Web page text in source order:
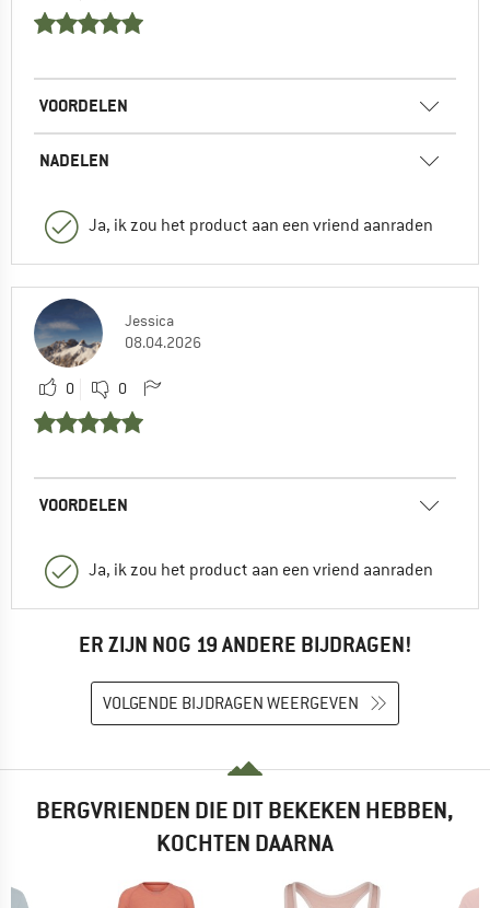
VOORDELEN
NADELEN
Ja, ik zou het product aan een vriend aanraden
Jessica
08.04.2026
0 0
VOORDELEN
Ja, ik zou het product aan een vriend aanraden
ER ZIJN NOG 19 ANDERE BIJDRAGEN!
VOLGENDE BIJDRAGEN WEERGEVEN
BERGVRIENDEN DIE DIT BEKEKEN HEBBEN,
KOCHTEN DAARNA